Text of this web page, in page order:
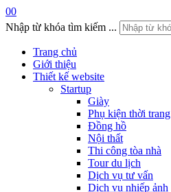
00
Nhập từ khóa tìm kiếm ...
Trang chủ
Giới thiệu
Thiết kế website
Startup
Giày
Phụ kiện thời trang
Đồng hồ
Nội thất
Thi công tòa nhà
Tour du lịch
Dịch vụ tư vấn
Dịch vụ nhiếp ảnh